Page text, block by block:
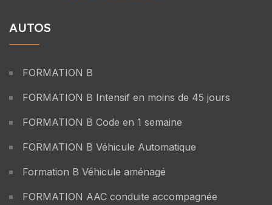
AUTOS
FORMATION B
FORMATION B Intensif en moins de 45 jours
FORMATION B Code en 1 semaine
FORMATION B Véhicule Automatique
Formation B Véhicule aménagé
FORMATION AAC conduite accompagnée